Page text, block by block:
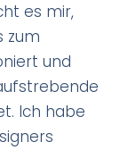
es mir,
zum
und
Ich habe